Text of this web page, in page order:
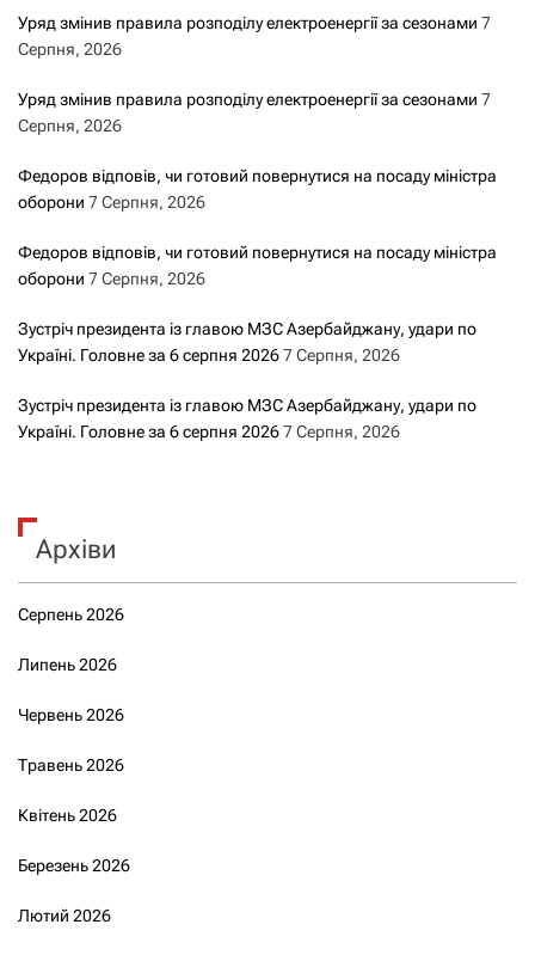
Уряд змінив правила розподілу електроенергії за сезонами 7
Серпня, 2026
Уряд змінив правила розподілу електроенергії за сезонами 7
Серпня, 2026
Федоров відповів, чи готовий повернутися на посаду міністра
оборони 7 Серпня, 2026
Федоров відповів, чи готовий повернутися на посаду міністра
оборони 7 Серпня, 2026
Зустріч президента із главою МЗС Азербайджану, удари по
Україні. Головне за 6 серпня 20267 Серпня, 2026
Зустріч президента із главою МЗС Азербайджану, удари по
Україні. Головне за 6 серпня 20267 Серпня, 2026
Архіви
Серпень 2026
Липень 2026
Червень 2026
Травень 2026
Квітень 2026
Березень 2026
Лютий 2026